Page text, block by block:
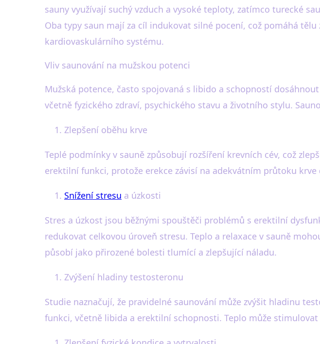
sauny využívají suchý vzduch a vysoké teploty, zatímco turecké
Oba typy saun mají za cíl indukovat silné pocení, což pomáhá
kardiovaskulárního systému.
Vliv saunování na mužskou potenci
Mužská potence, často spojovaná s libido a schopností
včetně fyzického zdraví, psychického stavu a životního stylu.
Zlepšení oběhu krve
Teplé podmínky v sauně způsobují rozšíření krevních cév, což
erektilní funkci, protože erekce závisí na adekvátním průtoku krve
Snížení stresu a úzkosti
Stres a úzkost jsou běžnými spouštěči problémů s erektilní
redukovat celkovou úroveň stresu. Teplo a relaxace v sauně
působí jako přirozené bolesti tlumící a zlepšující náladu.
Zvýšení hladiny testosteronu
Studie naznačují, že pravidelné saunování může zvýšit hladinu
funkci, včetně libida a erektilní schopnosti. Teplo může